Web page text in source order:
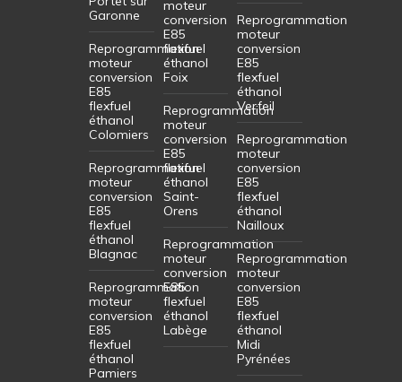
Garonne
Reprogrammation
moteur
conversion
E85
flexfuel
éthanol
Colomiers
Reprogrammation
moteur
conversion
E85
flexfuel
éthanol
Blagnac
Reprogrammation
moteur
conversion
E85
flexfuel
éthanol
Pamiers
moteur
conversion
E85
flexfuel
éthanol
Foix
Reprogrammation
moteur
conversion
E85
flexfuel
éthanol
Saint-
Orens
Reprogrammation
moteur
conversion
E85
flexfuel
éthanol
Labège
Reprogrammation
moteur
conversion
E85
flexfuel
éthanol
Verfeil
Reprogrammation
moteur
conversion
E85
flexfuel
éthanol
Nailloux
Reprogrammation
moteur
conversion
E85
flexfuel
éthanol
Midi
Pyrénées